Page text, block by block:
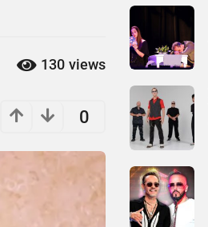
130 views
0